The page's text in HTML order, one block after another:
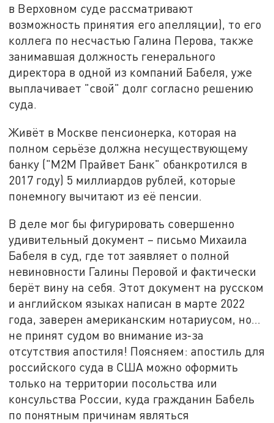
в Верховном суде рассматривают
возможность принятия его апелляции), то его
коллега по несчастью Галина Перова, также
занимавшая должность генерального
директора в одной из компаний Бабеля, уже
выплачивает "свой" долг согласно решению
суда.
Живёт в Москве пенсионерка, которая на
полном серьёзе должна несуществующему
банку ("М2М Прайвет Банк" обанкротился в
2017 году) 5 миллиардов рублей, которые
понемногу вычитают из её пенсии.
В деле мог бы фигурировать совершенно
удивительный документ – письмо Михаила
Бабеля в суд, где тот заявляет о полной
невиновности Галины Перовой и фактически
берёт вину на себя. Этот документ на русском
и английском языках написан в марте 2022
года, заверен американским нотариусом, но…
не принят судом во внимание из-за
отсутствия апостиля! Поясняем: апостиль для
российского суда в США можно оформить
только на территории посольства или
консульства России, куда гражданин Бабель
по понятным причинам являться